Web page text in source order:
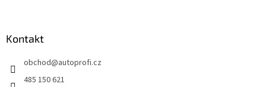
Kontakt
obchod@autoprofi.cz
485 150 621